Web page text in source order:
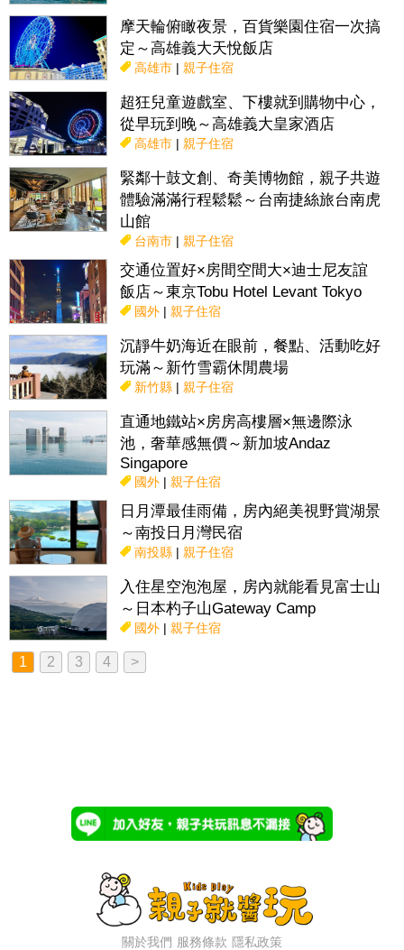
摩天輪俯瞰夜景，百貨樂園住宿一次搞
定～高雄義大天悅飯店
高雄市| 親子住宿
超狂兒童遊戲室、下樓就到購物中心，
從早玩到晚～高雄義大皇家酒店
高雄市| 親子住宿
緊鄰十鼓文創、奇美博物館，親子共遊
體驗滿滿行程鬆鬆～台南捷絲旅台南虎
山館
台南市| 親子住宿
交通位置好×房間空間大×迪士尼友誼
飯店～東京Tobu Hotel Levant Tokyo
國外| 親子住宿
沉靜牛奶海近在眼前，餐點、活動吃好
玩滿～新竹雪霸休閒農場
新竹縣| 親子住宿
直通地鐵站×房房高樓層×無邊際泳
池，奢華感無價～新加坡Andaz
Singapore
國外| 親子住宿
日月潭最佳雨備，房內絕美視野賞湖景
～南投日月灣民宿
南投縣| 親子住宿
入住星空泡泡屋，房內就能看見富士山
～日本杓子山Gateway Camp
國外| 親子住宿
1 2 3 4 >
關於我們 服務條款 隱私政策